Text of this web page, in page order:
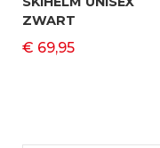
ZWART
€ 69,95